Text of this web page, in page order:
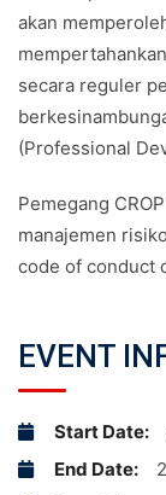
akan
secara reguler
(Professional
Pemegang
manajemen
code of conduct
EVENT
Start Date:
End Date: